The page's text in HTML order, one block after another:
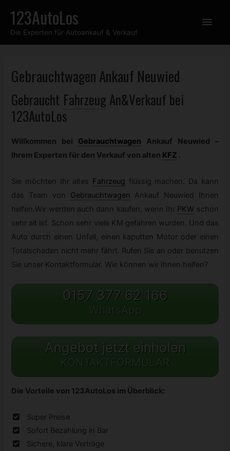
Inhalt
springen
123AutoLos
Die Experten für Autoankauf & Verkauf
GebrauchtwagenAnkauf Neuwied
Gebraucht FahrzeugAn&Verkauf bei
123AutoLos
Willkommen bei Gebrauchtwagen
Ankauf Neuwied –
Ihrem Experten für den Verkauf von alten KFZ .
Sie möchten Ihr altes Fahrzeug flüssig machen. Da kann
das Team von
Gebrauchtwagen
Ankauf Neuwied Ihnen
helfen.Wir werden auch dann kaufen, wenn Ihr PKW schon
sehr alt ist. Schon sehr viele KM gefahren wurden. Und das
Auto durch einen Unfall, einen kaputten Motor oder einen
Totalschaden nicht mehr fährt. Rufen Sie an oder benutzen
Sie unser Kontaktformular. Wie können wir Ihnen helfen?
0157 377 62 166
WhatsApp
Angebot jetzt einholen
KONTAKTFORMULAR
Die Vorteile von 123AutoLos im Überblick:
Super Preise
Sofort Bezahlung in Bar
Sichere, klare Verträge